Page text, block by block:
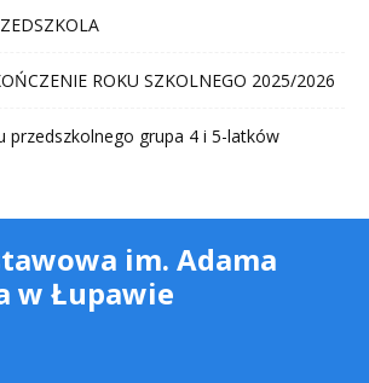
ROKU SZKOLNEGO 2025/2026
przedszkolnego grupa 4 i 5-latków
im. Adama
w Łupawie